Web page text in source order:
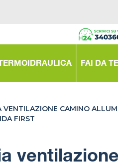
FAI DA TE
VENTILAZIONE CAMINO
FIRST